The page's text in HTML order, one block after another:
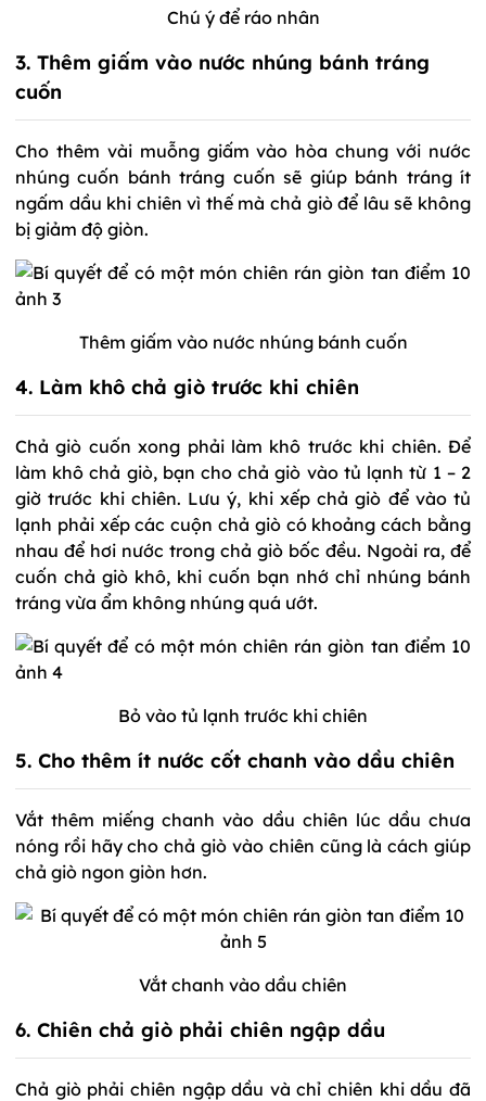
Chú ý để ráo nhân
3. Thêm giấm vào nước nhúng bánh tráng
cuốn
Cho thêm vài muỗng giấm vào hòa chung với nước
nhúng cuốn bánh tráng cuốn sẽ giúp bánh tráng ít
ngấm dầu khi chiên vì thế mà chả giò để lâu sẽ không
bị giảm độ giòn.
Thêm giấm vào nước nhúng bánh cuốn
4. Làm khô chả giò trước khi chiên
Chả giò cuốn xong phải làm khô trước khi chiên. Để
làm khô chả giò, bạn cho chả giò vào tủ lạnh từ 1 – 2
giờ trước khi chiên. Lưu ý, khi xếp chả giò để vào tủ
lạnh phải xếp các cuộn chả giò có khoảng cách bằng
nhau để hơi nước trong chả giò bốc đều. Ngoài ra, để
cuốn chả giò khô, khi cuốn bạn nhớ chỉ nhúng bánh
tráng vừa ẩm không nhúng quá ướt.
Bỏ vào tủ lạnh trước khi chiên
5. Cho thêm ít nước cốt chanh vào dầu chiên
Vắt thêm miếng chanh vào dầu chiên lúc dầu chưa
nóng rồi hãy cho chả giò vào chiên cũng là cách giúp
chả giò ngon giòn hơn.
Vắt chanh vào dầu chiên
6. Chiên chả giò phải chiên ngập dầu
Chả giò phải chiên ngập dầu và chỉ chiên khi dầu đã